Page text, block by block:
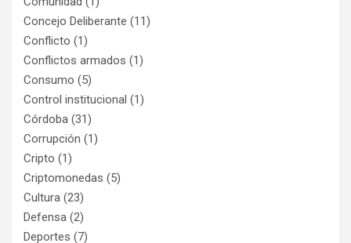
Concejo Deliberante (11)
Conflicto (1)
Conflictos armados (1)
Consumo (5)
Control institucional (1)
Córdoba (31)
Corrupción (1)
Cripto (1)
Criptomonedas (5)
Cultura (23)
Defensa (2)
Deportes (7)